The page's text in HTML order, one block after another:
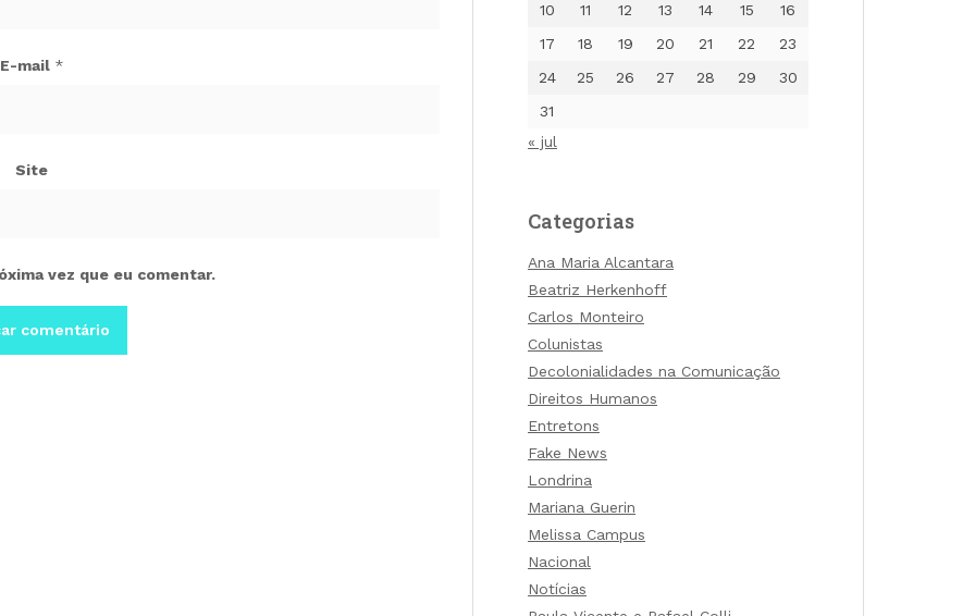
E-mail *
Site
vez que eu comentar.
10
11 12 13 14 15
16
17
18 19 20 21 22
23
24
25 26 27 28 29
30
31
« jul
Categorias
Ana Maria Alcantara
Beatriz Herkenhoff
Carlos Monteiro
Colunistas
Decolonialidades na Comunicação
Direitos Humanos
Entretons
Fake News
Londrina
Mariana Guerin
Melissa Campus
Nacional
Notícias